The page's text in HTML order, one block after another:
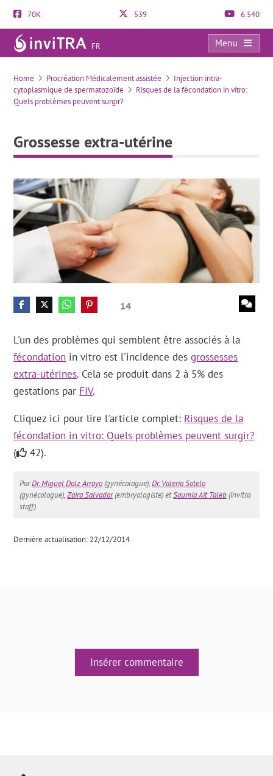
70K 539 6.540
FR
Menu
Grossesse extra-utérine
Home Procréation Médicalement assistée
Injection intra-
cytoplasmique de spermatozoïde
Risques de la fécondation in vitro:
Quels problèmes peuvent surgir?
Grossesse extra-utérine
14
L'un des problèmes qui semblent être associés à la
fécondation in vitro est l'incidence desgrossesses
extra-utérines. Cela se produit dans 2 à 5% des
gestations par FIV.
Cliquez ici pour lire l'article complet: Risques de la
fécondation in vitro: Quels problèmes peuvent surgir?
(
42).
ParDr. Miguel Dolz Arroyo(gynécologue),Dr. Valeria Sotelo
(gynécologue),Zaira Salvador(embryologiste) etSoumia Ait Taleb(invitra
staff).
Dernière actualisation: 22/12/2014
Insérer commentaire